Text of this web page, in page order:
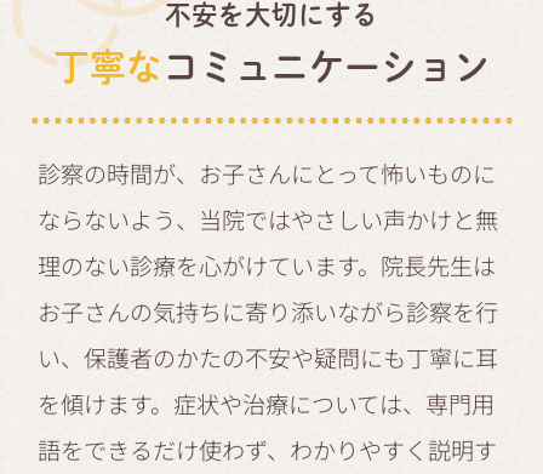
不安を大切にする
丁寧な コミュニケーション
診察の時間が、お子さんにとって怖いものに
ならないよう、当院ではやさしい声かけと無
理のない診療を心がけています。院長先生は
お子さんの気持ちに寄り添いながら診察を行
い、保護者のかたの不安や疑問にも丁寧に耳
を傾けます。症状や治療については、専門用
語をできるだけ使わず、わかりやすく説明す